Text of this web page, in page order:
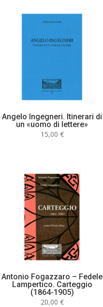
Angelo Ingegneri. Itinerari di
un «uomo di lettere»
15,00 €
Antonio Fogazzaro – Fedele
Lampertico. Carteggio
(1864-1905)
20,00 €